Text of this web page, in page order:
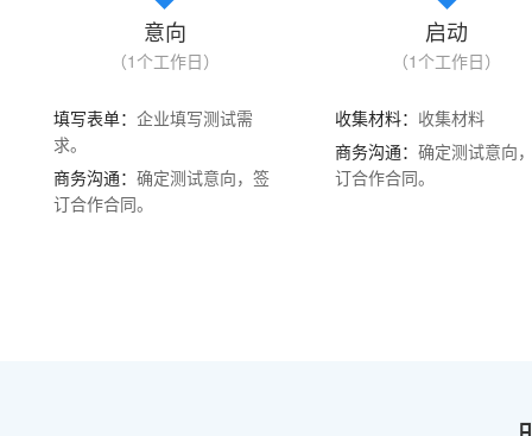
意向
（1个工作日）
填写表单： 企业填写测试需
求。
商务沟通： 确定测试意向，签
订合作合同。
启动
（1个工作日）
收集材料： 收集材料
商务沟通：确定测试意向
订合作合同。